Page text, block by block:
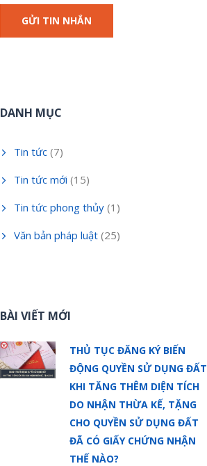
DANH MỤC
Tin tức (7)
Tin tức mới (15)
Tin tức phong thủy (1)
Văn bản pháp luật (25)
BÀI VIẾT MỚI
THỦ TỤC ĐĂNG KÝ BIẾN
ĐỘNG QUYỀN SỬ DỤNG ĐẤT
KHI TĂNG THÊM DIỆN TÍCH
DO NHẬN THỪA KẾ, TẶNG
CHO QUYỀN SỬ DỤNG ĐẤT
ĐÃ CÓ GIẤY CHỨNG NHẬN
THẾ NÀO?